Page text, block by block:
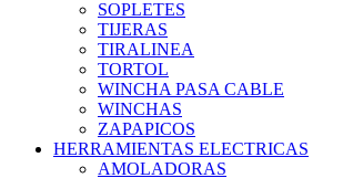
SOPLETES
TIJERAS
TIRALINEA
TORTOL
WINCHA PASA CABLE
WINCHAS
ZAPAPICOS
HERRAMIENTAS ELECTRICAS
AMOLADORAS